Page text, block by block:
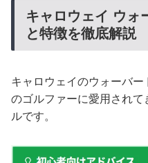
キャロウェイ ウォ
と特徴を徹底解説
キャロウェイのウォーバー
のゴルファーに愛用され
ルです。